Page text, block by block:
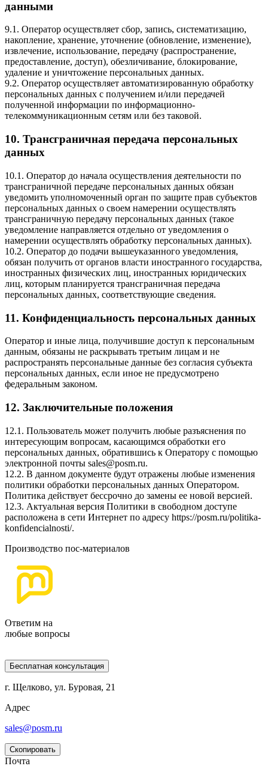
данными
9.1. Оператор осуществляет сбор, запись, систематизацию,
накопление, хранение, уточнение (обновление, изменение),
извлечение, использование, передачу (распространение,
предоставление, доступ), обезличивание, блокирование,
удаление и уничтожение персональных данных.
9.2. Оператор осуществляет автоматизированную обработку
персональных данных с получением и/или передачей
полученной информации по информационно-
телекоммуникационным сетям или без таковой.
10. Трансграничная передача персональных
данных
10.1. Оператор до начала осуществления деятельности по
трансграничной передаче персональных данных обязан
уведомить уполномоченный орган по защите прав субъектов
персональных данных о своем намерении осуществлять
трансграничную передачу персональных данных (такое
уведомление направляется отдельно от уведомления о
намерении осуществлять обработку персональных данных).
10.2. Оператор до подачи вышеуказанного уведомления,
обязан получить от органов власти иностранного государства,
иностранных физических лиц, иностранных юридических
лиц, которым планируется трансграничная передача
персональных данных, соответствующие сведения.
11. Конфиденциальность персональных данных
Оператор и иные лица, получившие доступ к персональным
данным, обязаны не раскрывать третьим лицам и не
распространять персональные данные без согласия субъекта
персональных данных, если иное не предусмотрено
федеральным законом.
12. Заключительные положения
12.1. Пользователь может получить любые разъяснения по
интересующим вопросам, касающимся обработки его
персональных данных, обратившись к Оператору с помощью
электронной почты sales@posm.ru.
12.2. В данном документе будут отражены любые изменения
политики обработки персональных данных Оператором.
Политика действует бессрочно до замены ее новой версией.
12.3. Актуальная версия Политики в свободном доступе
расположена в сети Интернет по адресу https://posm.ru/politika-
konfidencialnosti/.
Производство пос-материалов
Ответим на
любые вопросы
Бесплатная консультация
г. Щелково, ул. Буровая, 21
Адрес
sales@posm.ru
Скопировать
Почта